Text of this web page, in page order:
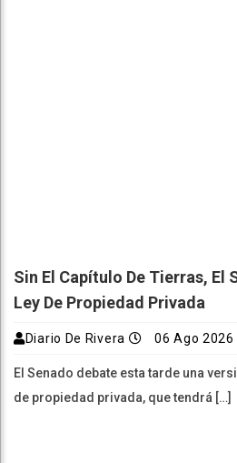
Sin El Capítulo De Tierras, El
Ley De Propiedad Privada
Diario De Rivera 06 Ago 2026
El Senado debate esta tarde una
de propiedad privada, que tendrá […]